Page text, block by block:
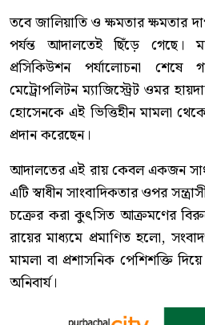
তবে জালিয়াতি ও ক্ষমতার ক্ষমতার
পর্যন্ত আদালতেই ছিঁড়ে গেছে।
প্রসিকিউশন পর্যালোচনা শেষে
মেট্রোপলিটন ম্যাজিস্ট্রেট ওমর
হোসেনকে এই ভিত্তিহীন মামলা
প্রদান করেছেন।
আদালতের এই রায় কেবল একজন
এটি স্বাধীন সাংবাদিকতার ওপর
চক্রের করা কুৎসিত আক্রমণের
রায়ের মাধ্যমে প্রমাণিত হলো,
মামলা বা প্রশাসনিক পেশিশক্তি
অনিবার্য।